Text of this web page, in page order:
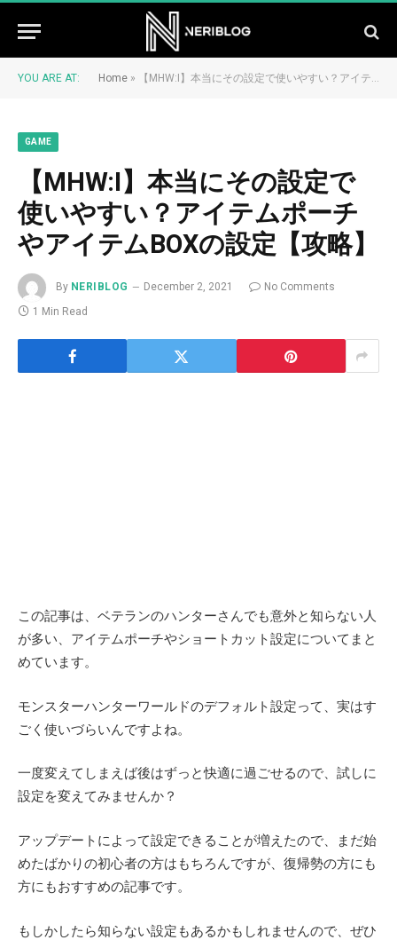
YOU ARE AT: Home » 【MHW:I】本当にその設定で使いやすい？アイテムポーチやアイテムBOXの設定【攻略】
GAME
【MHW:I】本当にその設定で
使いやすい？アイテムポーチ
やアイテムBOXの設定【攻略】
By NERIBLOG December 2, 2021
No Comments
1 Min Read
この記事は、ベテランのハンターさんでも意外と知らない人
が多い、アイテムポーチやショートカット設定についてまと
めています。
モンスターハンターワールドのデフォルト設定って、実はす
ごく使いづらいんですよね。
一度変えてしまえば後はずっと快適に過ごせるので、試しに
設定を変えてみませんか？
アップデートによって設定できることが増えたので、まだ始
めたばかりの初心者の方はもちろんですが、復帰勢の方にも
方にもおすすめの記事です。
もしかしたら知らない設定もあるかもしれませんので、ぜひ